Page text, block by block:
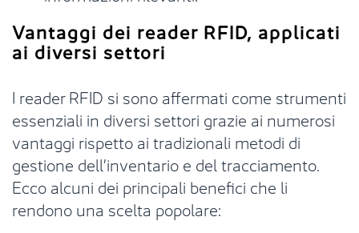
Vantaggi dei reader RFID, applicati
ai diversi settori
I reader RFID si sono affermati come strumenti
essenziali in diversi settori grazie ai numerosi
vantaggi rispetto ai tradizionali metodi di
gestione dell’inventario e del tracciamento.
Ecco alcuni dei principali benefici che li
rendono una scelta popolare: